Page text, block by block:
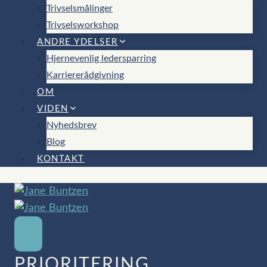
Trivselsmålinger
Trivselsworkshop
ANDRE YDELSER
Hjernevenlig ledersparring
Karriererådgivning
OM
VIDEN
Nyhedsbrev
Blog
KONTAKT